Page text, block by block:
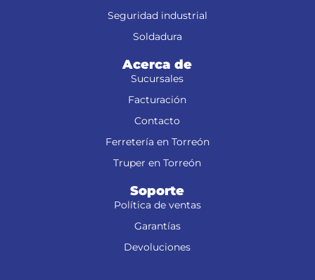
Seguridad industrial
Soldadura
Acerca de
Sucursales
Facturación
Contacto
Ferretería en Torreón
Truper en Torreón
Soporte
Política de ventas
Garantías
Devoluciones